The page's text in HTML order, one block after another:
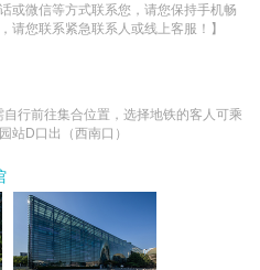
或微信等方式联系您，请您保持手机畅
请您联系紧急联系人或线上客服！】
行前往集合位置，选择地铁的客人可乘
站D口出（西南口）